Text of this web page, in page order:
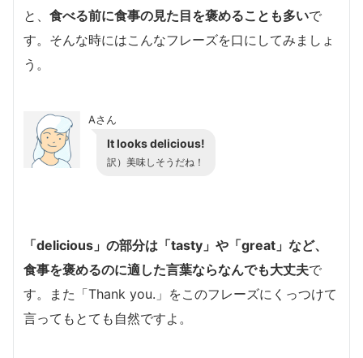
と、 食べる前に食事の見た目を褒めることも多いで
す。そんな時にはこんなフレーズを口にしてみましょ
う。
Aさん
It looks delicious!
訳）美味しそうだね！
「delicious」の部分は「tasty」や「great」など、
食事を褒めるのに適した言葉ならなんでも大丈夫で
す。また「Thank you.」をこのフレーズにくっつけて
言ってもとても自然ですよ。